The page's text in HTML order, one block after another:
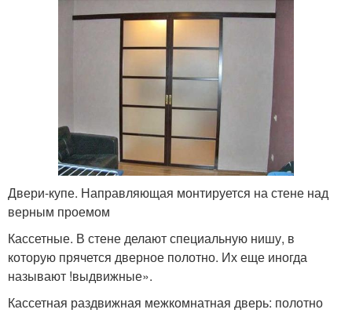
Двери-купе. Направляющая монтируется на стене над
верным проемом
Кассетные. В стене делают специальную нишу, в
которую прячется дверное полотно. Их еще иногда
называют !выдвижные».
Кассетная раздвижная межкомнатная дверь: полотно